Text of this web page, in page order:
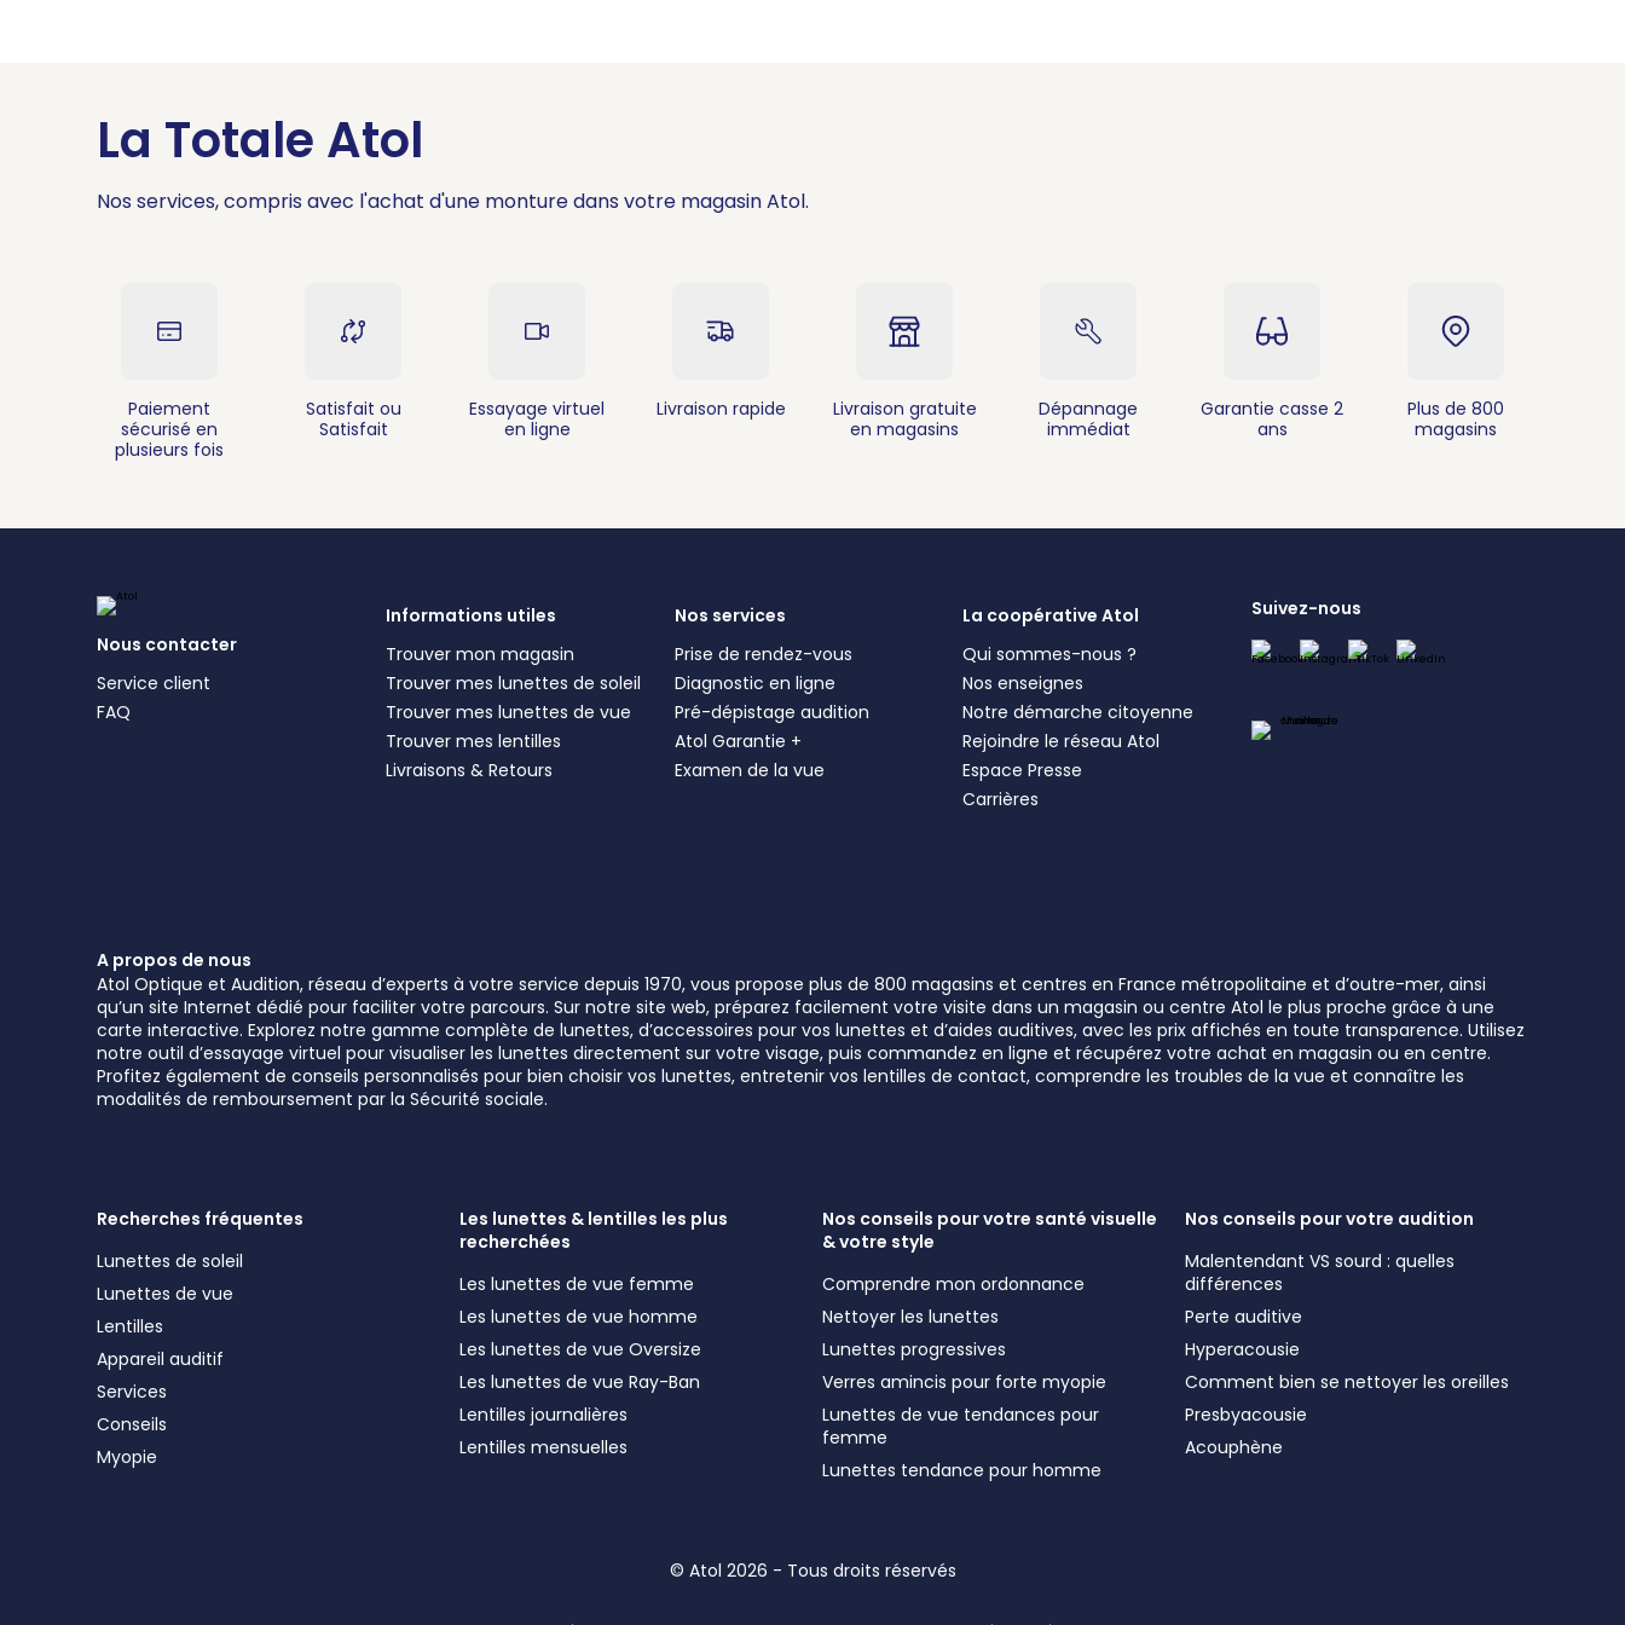
La Totale Atol
Nos services, compris avec l'achat d'une monture dans votre magasin Atol.
Paiement
sécurisé en
plusieurs fois
Satisfait ou
Satisfait
Essayage virtuel
en ligne
Livraison rapide
Livraison gratuite
en magasins
Dépannage
immédiat
Garantie casse 2
ans
Plus de 800
magasins
Nous contacter
Service client
FAQ
Informations utiles
Trouver mon magasin
Trouver mes lunettes de soleil
Trouver mes lunettes de vue
Trouver mes lentilles
Livraisons & Retours
Nos services
Prise de rendez-vous
Diagnostic en ligne
Pré-dépistage audition
Atol Garantie +
Examen de la vue
La coopérative Atol
Qui sommes-nous ?
Nos enseignes
Notre démarche citoyenne
Rejoindre le réseau Atol
Espace Presse
Carrières
Suivez-nous
A propos de nous
Atol Optique et Audition, réseau d’experts à votre service depuis 1970, vous propose plus de 800 magasins et centres en France métropolitaine et d’outre-mer, ainsi
qu’un site Internet dédié pour faciliter votre parcours. Sur notre site web, préparez facilement votre visite dans un magasin ou centre Atol le plus proche grâce à une
carte interactive. Explorez notre gamme complète de lunettes, d’accessoires pour vos lunettes et d’aides auditives, avec les prix affichés en toute transparence. Utilisez
notre outil d’essayage virtuel pour visualiser les lunettes directement sur votre visage, puis commandez en ligne et récupérez votre achat en magasin ou en centre.
Profitez également de conseils personnalisés pour bien choisir vos lunettes, entretenir vos lentilles de contact, comprendre les troubles de la vue et connaître les
modalités de remboursement par la Sécurité sociale.
Recherches fréquentes
Lunettes de soleil
Lunettes de vue
Lentilles
Appareil auditif
Services
Conseils
Myopie
Les lunettes & lentilles les plus
recherchées
Les lunettes de vue femme
Les lunettes de vue homme
Les lunettes de vue Oversize
Les lunettes de vue Ray-Ban
Lentilles journalières
Lentilles mensuelles
Nos conseils pour votre santé visuelle
& votre style
Comprendre mon ordonnance
Nettoyer les lunettes
Lunettes progressives
Verres amincis pour forte myopie
Lunettes de vue tendances pour
femme
Lunettes tendance pour homme
Nos conseils pour votre audition
Malentendant VS sourd : quelles
différences
Perte auditive
Hyperacousie
Comment bien se nettoyer les oreilles
Presbyacousie
Acouphène
© Atol 2026 - Tous droits réservés